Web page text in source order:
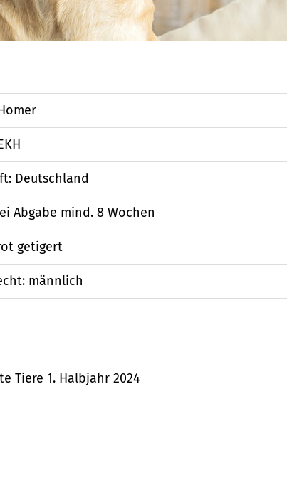
Deutschland
Abgabe mind. 8 Wochen
getigert
männlich
Tiere 1. Halbjahr 2024